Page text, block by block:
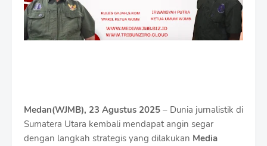
Medan(WJMB), 23 Agustus 2025 – Dunia jurnalistik di
Sumatera Utara kembali mendapat angin segar
dengan langkah strategis yang dilakukan Media